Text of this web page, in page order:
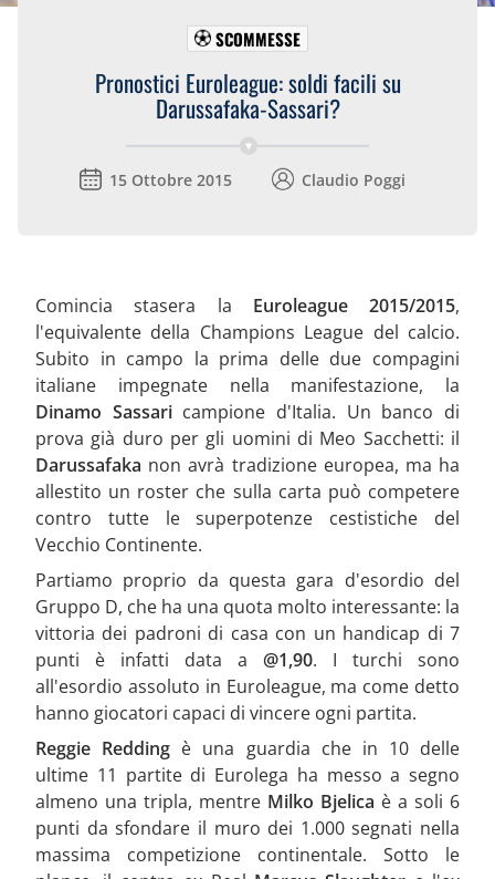
SCOMMESSE
Pronostici Euroleague: soldi facili su
Darussafaka-Sassari?
15 Ottobre 2015 Claudio Poggi
Comincia stasera la Euroleague 2015/2015,
l'equivalente della Champions League del calcio.
Subito in campo la prima delle due compagini
italiane impegnate nella manifestazione, la
Dinamo Sassari campione d'Italia. Un banco di
prova già duro per gli uomini di Meo Sacchetti: il
Darussafaka non avrà tradizione europea, ma ha
allestito un roster che sulla carta può competere
contro tutte le superpotenze cestistiche del
Vecchio Continente.
Partiamo proprio da questa gara d'esordio del
Gruppo D, che ha una quota molto interessante: la
vittoria dei padroni di casa con un handicap di 7
punti è infatti data a @1,90. I turchi sono
all'esordio assoluto in Euroleague, ma come detto
hanno giocatori capaci di vincere ogni partita.
Reggie Redding è una guardia che in 10 delle
ultime 11 partite di Eurolega ha messo a segno
almeno una tripla, mentre Milko Bjelica è a soli 6
punti da sfondare il muro dei 1.000 segnati nella
massima competizione continentale. Sotto le